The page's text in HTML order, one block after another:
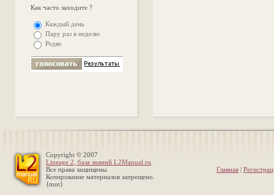
Как часто заходите ?
Каждый день
Пару раз в неделю
Редко
Copyright © 2007
Lineage 2, база знаний L2Manual.ru
Все права защищены.
Копирование материалов запрещено.
{mnt}
Главная |